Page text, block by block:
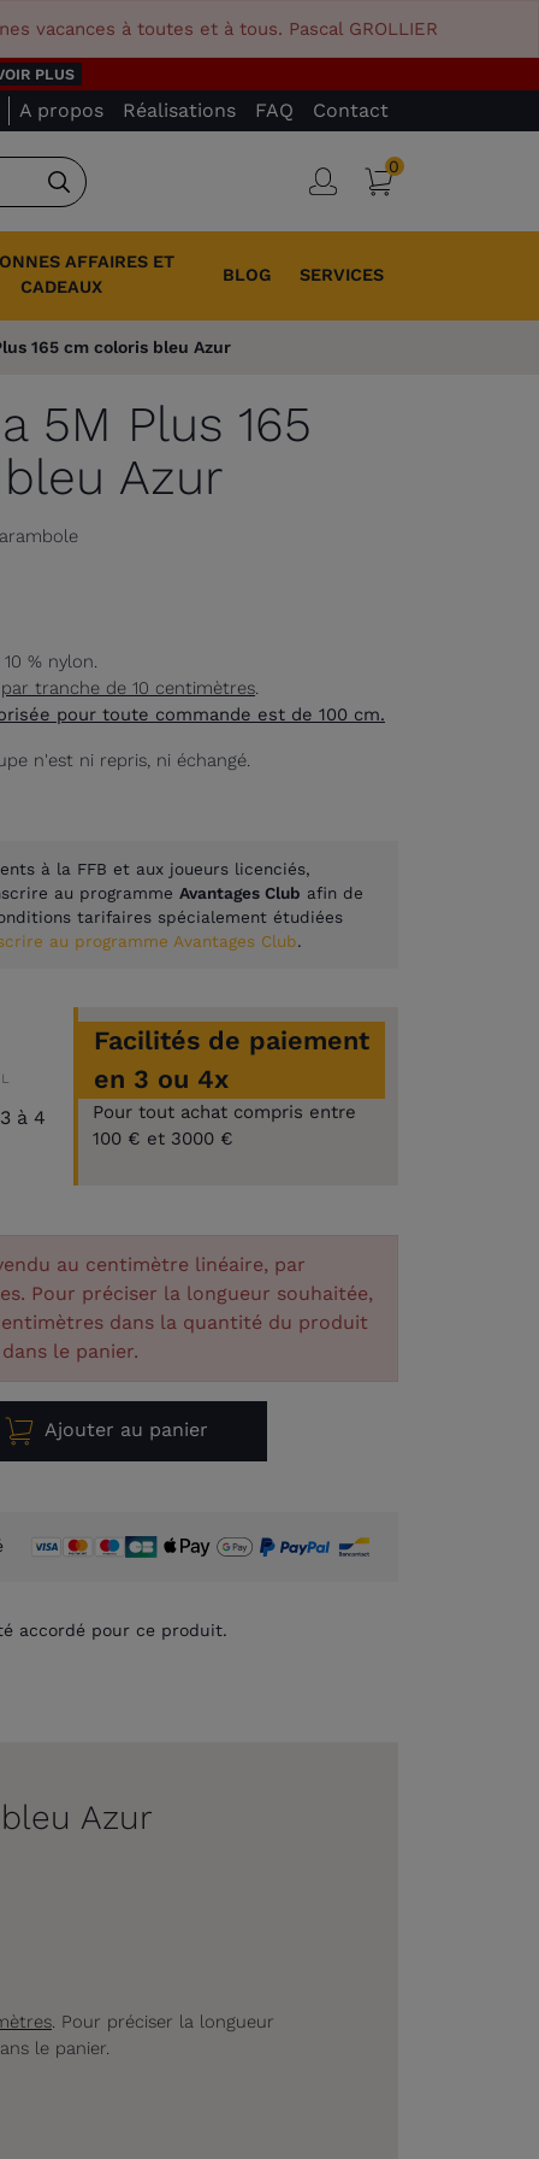
vacances à toutes et à tous. Pascal GROLLIER
PLUS
A propos Réalisations FAQ Contact
Rechercher
Connexion
Panier
0
AFFAIRES ET
CADEAUX
BLOG SERVICES
165 cm coloris bleu Azur
5M Plus 165
Azur
% nylon.
par tranche de 10 centimètres.
pour toute commande est de 100 cm.
n'est ni repris, ni échangé.
à la FFB et aux joueurs licenciés,
au programme Avantages Club afin de
tarifaires spécialement étudiées
au programme Avantages Club.
à 4
Facilités de paiement
en 3 ou 4x
Pour tout achat compris entre
100 € et 3000 €
au centimètre linéaire, par
Pour préciser la longueur souhaitée,
dans la quantité du produit
le panier.
Ajouter au panier
accordé pour ce produit.
Azur
. Pour préciser la longueur
le panier.